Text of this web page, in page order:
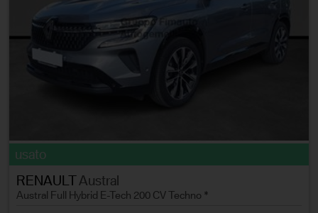
usato
RENAULTAustral
Austral Full Hybrid E-Tech 200 CV Techno *